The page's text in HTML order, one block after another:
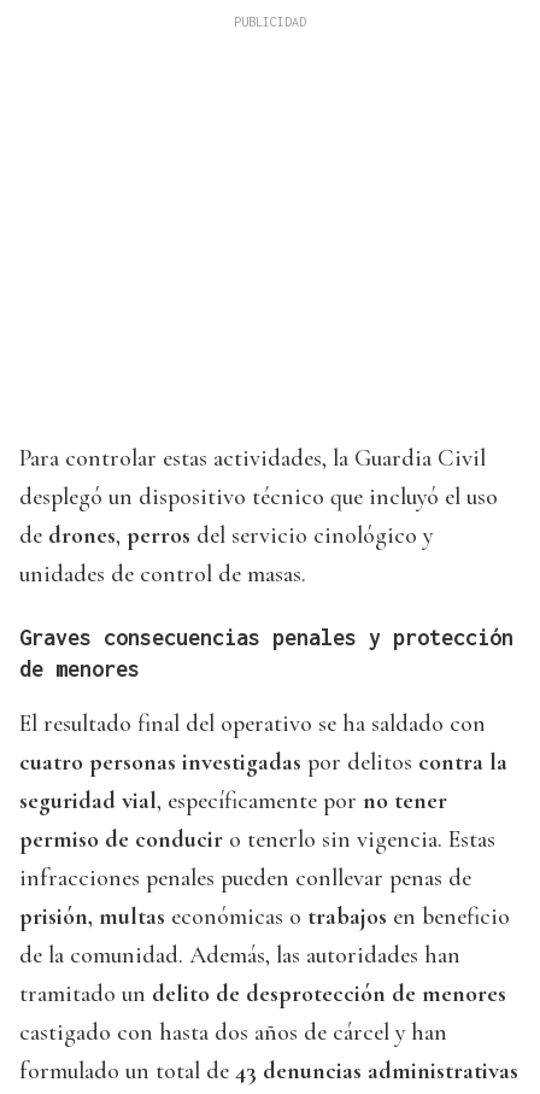
Para controlar estas actividades, la Guardia Civil
desplegó un dispositivo técnico que incluyó el uso
de drones, perros del servicio cinológico y
unidades de control de masas.
Graves consecuencias penales y protección
de menores
El resultado final del operativo se ha saldado con
cuatro personas investigadas por delitos contra la
seguridad vial, específicamente por no tener
permiso de conducir o tenerlo sin vigencia. Estas
infracciones penales pueden conllevar penas de
prisión, multas económicas o trabajos en beneficio
de la comunidad. Además, las autoridades han
tramitado un delito de desprotección de menores
castigado con hasta dos años de cárcel y han
formulado un total de 43 denuncias administrativas